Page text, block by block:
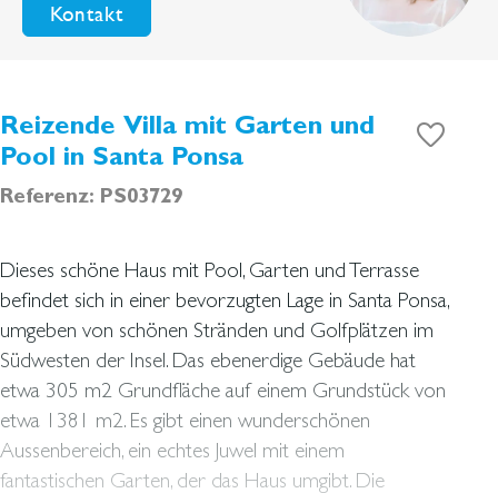
Kontakt
Reizende Villa mit Garten und
Pool in Santa Ponsa
Referenz: PS03729
Dieses schöne Haus mit Pool, Garten und Terrasse
befindet sich in einer bevorzugten Lage in Santa Ponsa,
umgeben von schönen Stränden und Golfplätzen im
Südwesten der Insel. Das ebenerdige Gebäude hat
etwa 305 m2 Grundfläche auf einem Grundstück von
etwa 1381 m2. Es gibt einen wunderschönen
Aussenbereich, ein echtes Juwel mit einem
fantastischen Garten, der das Haus umgibt. Die